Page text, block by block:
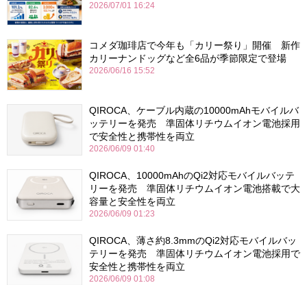
2026/07/01 16:24
コメダ珈琲店で今年も「カリー祭り」開催 新作
カリーナンドッグなど全6品が季節限定で登場
2026/06/16 15:52
QIROCA、ケーブル内蔵の10000mAhモバイルバ
ッテリーを発売 準固体リチウムイオン電池採用
で安全性と携帯性を両立
2026/06/09 01:40
QIROCA、10000mAhのQi2対応モバイルバッテ
リーを発売 準固体リチウムイオン電池搭載で大
容量と安全性を両立
2026/06/09 01:23
QIROCA、薄さ約8.3mmのQi2対応モバイルバッ
テリーを発売 準固体リチウムイオン電池採用で
安全性と携帯性を両立
2026/06/09 01:08